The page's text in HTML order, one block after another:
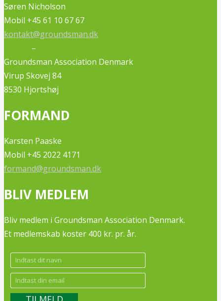
Søren Nicholson
Mobil +45 61 10 67 67
kontakt@groundsman.dk
–
Groundsman Association Denmark
Virup Skovej 84
8530 Hjortshøj
FORMAND
Karsten Paaske
Mobil +45 2022 4171
formand@groundsman.dk
BLIV MEDLEM
Bliv medlem i Groundsman Association Denmark.
Et medlemskab koster 400 kr. pr. år.